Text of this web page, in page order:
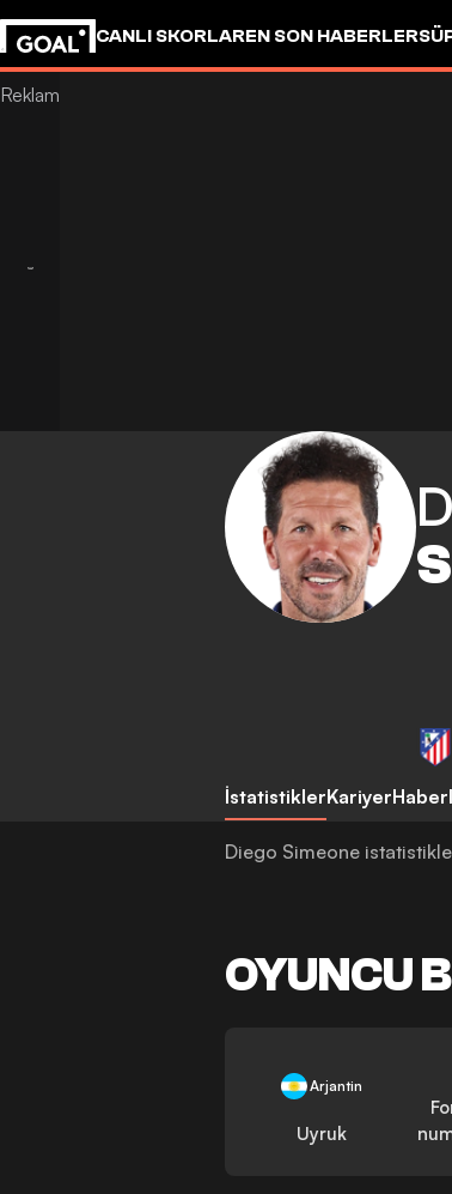
CANLI SKORLAREN SON HABERLER
İstatistiklerKariyer
Diego Simeone
OYUNCU
Arjantin
Uyruk